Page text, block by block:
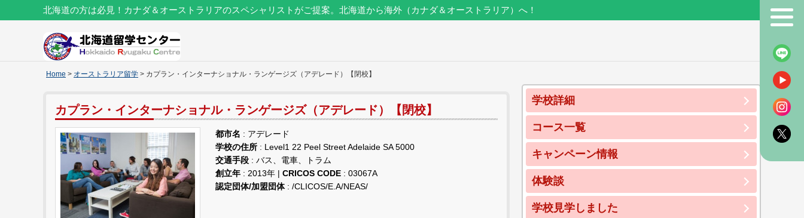
北海道の方は必見！カナダ＆オーストラリアのスペシャリストがご提案。北海道から海外（カナダ＆オーストラリア）へ！
Home > オーストラリア留学 > カプラン・インターナショナル・ランゲージズ（アデレード）【閉校】
カプラン・インターナショナル・ランゲージズ（アデレード）【閉校】
都市名 : アデレード
学校の住所 : Level1 22 Peel Street Adelaide SA 5000
交通手段 : バス、電車、トラム
創立年 : 2013年 | CRICOS CODE : 03067A
認定団体/加盟団体: /CLICOS/E.A/NEAS/
学校詳細
コース一覧
キャンペーン情報
体験談
学校見学しました